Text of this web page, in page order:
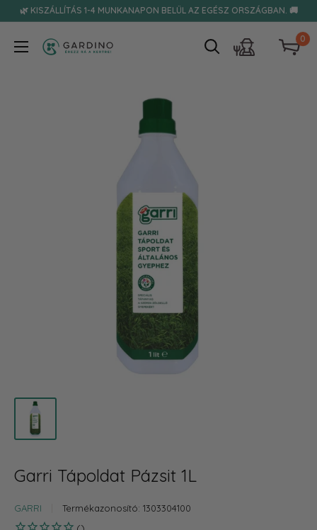
Tovább🌿 KISZÁLLÍTÁS 1-4 MUNKANAPON BELÜL AZ EGÉSZ ORSZÁGBAN. 🚚
Gardino
0
Garri Tápoldat Pázsit 1L
GARRI Termékazonosító: 1303304100